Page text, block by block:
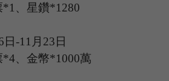
*1、星鑽*1280
日-11 月 23 日
*4、金幣*1000萬